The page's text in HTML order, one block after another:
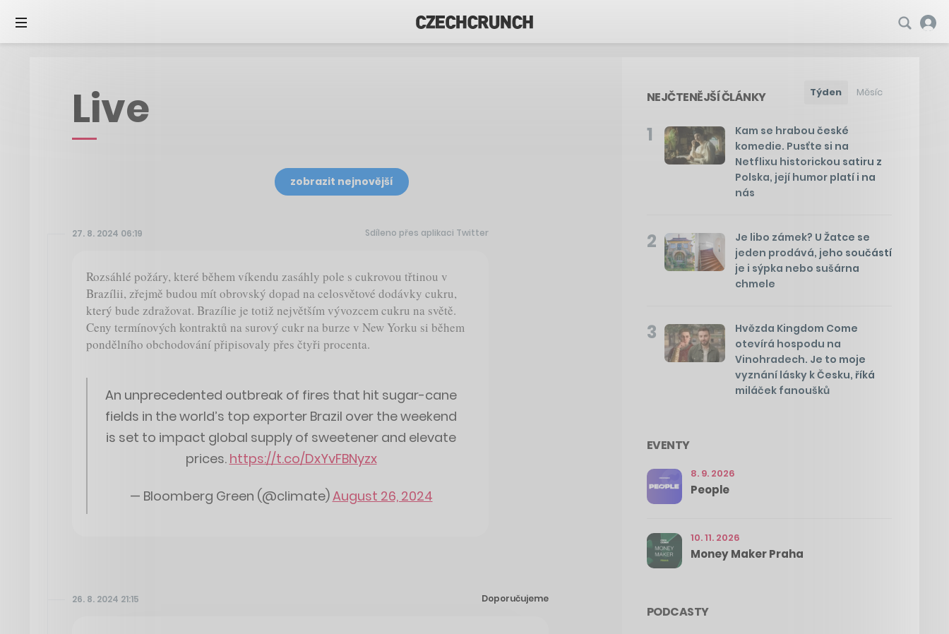
Live
zobrazit nejnovější
27. 8. 2024 06:19 Sdíleno přes aplikaci Twitter
Rozsáhlé požáry, které během víkendu zasáhly pole s cukrovou třtinou v
Brazílii, zřejmě budou mít obrovský dopad na celosvětové dodávky cukru,
který bude zdražovat. Brazílie je totiž největším vývozcem cukru na světě.
Ceny termínových kontraktů na surový cukr na burze v New Yorku si během
pondělního obchodování připisovaly přes čtyři procenta.
An unprecedented outbreak of fires that hit sugar-cane
fields in the world’s top exporter Brazil over the weekend
is set to impact global supply of sweetener and elevate
prices. https://t.co/DxYvFBNyzx
— Bloomberg Green (@climate)August 26, 2024
26. 8. 2024 21:15 Doporučujeme
NEJČTENĚJŠÍ ČLÁNKY Týden Měsíc
1
Kam se hrabou české
komedie. Pusťte si na
Netflixu historickou satiru z
Polska, její humor platí i na
nás
2
Je libo zámek? U Žatce se
jeden prodává, jeho součástí
je i sýpka nebo sušárna
chmele
3
Hvězda Kingdom Come
otevírá hospodu na
Vinohradech. Je to moje
vyznání lásky k Česku, říká
miláček fanoušků
EVENTY
8. 9. 2026
People
10. 11. 2026
Money Maker Praha
PODCASTY